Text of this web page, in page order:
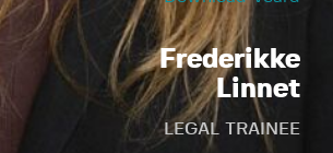
Frederikke
Linnet
LEGAL TRAINEE